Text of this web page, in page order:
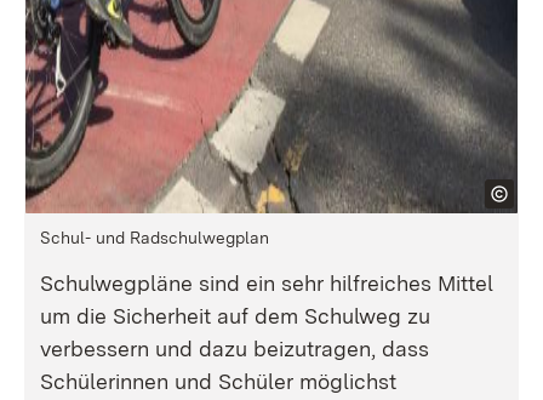
Schul- und Radschulwegplan
Schulwegpläne sind ein sehr hilfreiches Mittel
um die Sicherheit auf dem Schulweg zu
verbessern und dazu beizutragen, dass
Schülerinnen und Schüler möglichst